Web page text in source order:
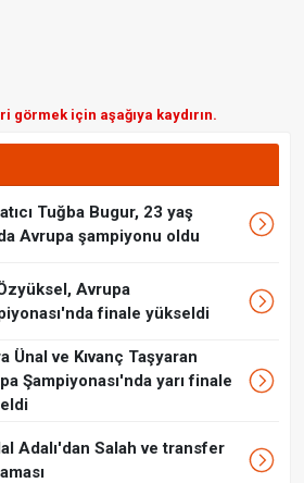
görmek için aşağıya kaydırın.
Tuğba Bugur, 23 yaş
Avrupa şampiyonu oldu
Avrupa
finale yükseldi
Ünal ve Kıvanç Taşyaran
Şampiyonası'nda yarı finale
Adalı'dan Salah ve transfer